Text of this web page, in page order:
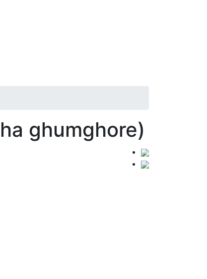
aha ghumghore)